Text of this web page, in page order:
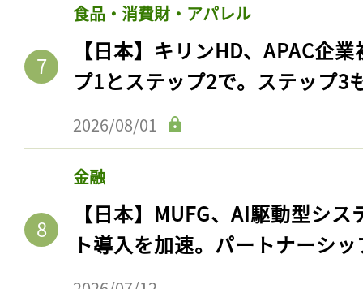
食品・消費財・アパレル
【日本】キリンHD、APAC企
プ1とステップ2で。ステップ3
2026/08/01
金融
【日本】MUFG、AI駆動型シ
ト導入を加速。パートナーシ